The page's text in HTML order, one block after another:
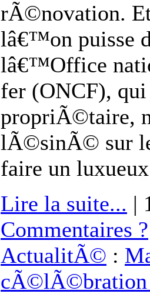
rÃ©novation.
lâ€™on puisse
lâ€™Office
fer (ONCF), qui
propriÃ©taire,
lÃ©sinÃ© sur
faire un
Lire la suite... |
Commentaires ?
ActualitÃ© :
cÃ©lÃ©bration